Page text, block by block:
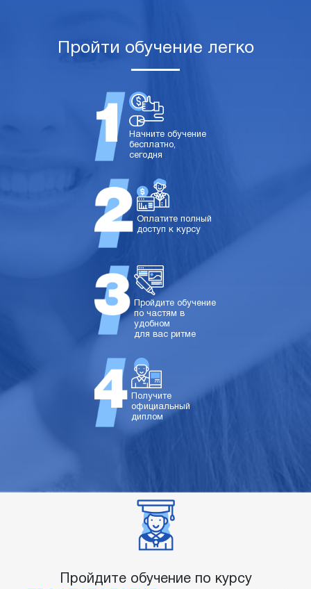
Пройти обучение легко
Начните обучение
бесплатно,
сегодня
Оплатите полный
доступ к курсу
Пройдите обучение
по частям в
удобном
для вас ритме
Получите
официальный
диплом
Пройдите обучение по курсу